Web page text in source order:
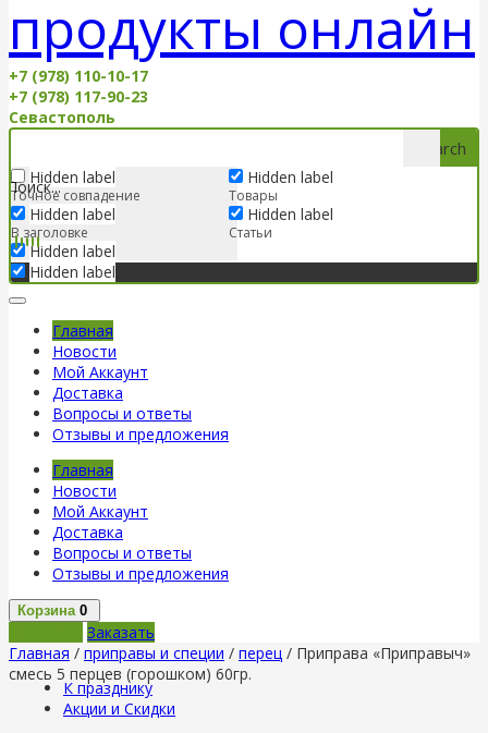
+7 (978) 110-10-17
+7 (978) 117-90-23
Севастополь
Search
Hidden label
Точное совпадение
Hidden label
В заголовке
Hidden label
Hidden label
Hidden label
Товары
Hidden label
Статьи
Главная
Новости
Мой Аккаунт
Доставка
Вопросы и ответы
Отзывы и предложения
Главная
Новости
Мой Аккаунт
Доставка
Вопросы и ответы
Отзывы и предложения
Корзина 0
Заказать
Главная / приправы и специи / перец / Приправа «Приправыч»
смесь 5 перцев (горошком) 60гр.
К празднику
Акции и Скидки